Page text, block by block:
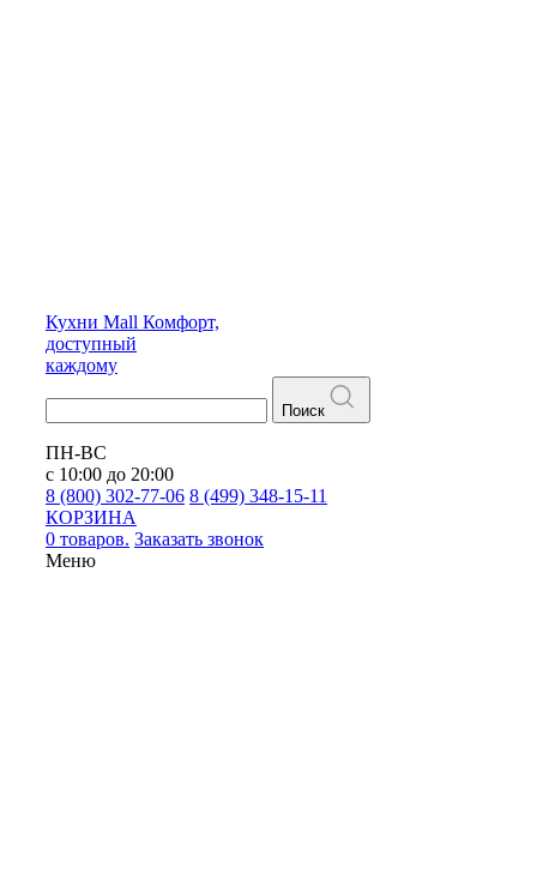
Кухни Mall Комфорт,
доступный
каждому
Поиск
ПН-ВС
с 10:00 до 20:00
8 (800) 302-77-06 8 (499) 348-15-11
КОРЗИНА
0 товаров. Заказать звонок
Меню